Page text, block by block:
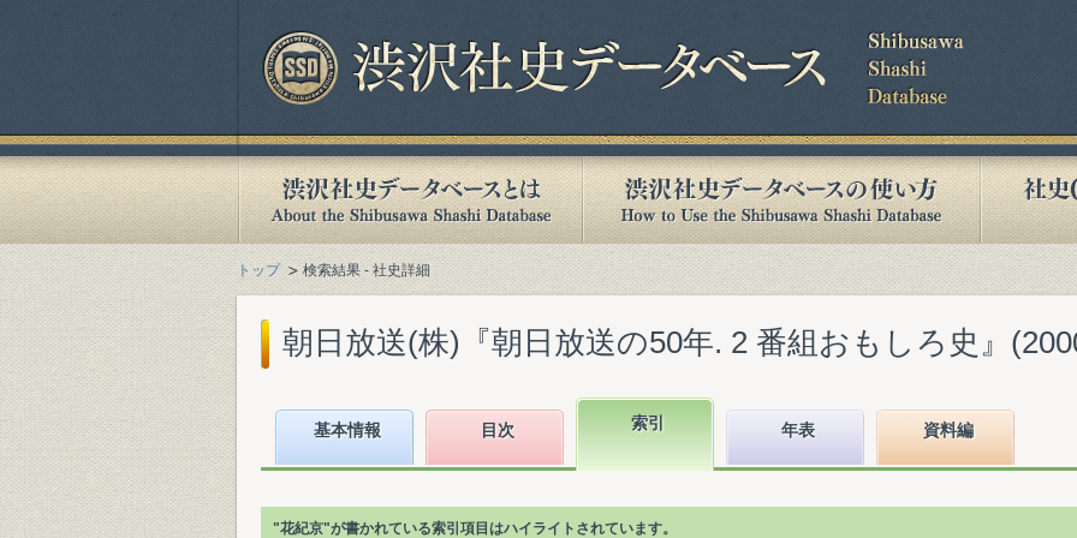
トップ 検索結果 - 社史詳細
朝日放送(株)『朝日放送の50年. 2 番組おもしろ史』
基本情報 目次 索引 年表 資料編
"花紀京"が書かれている索引項目はハイライトされています。